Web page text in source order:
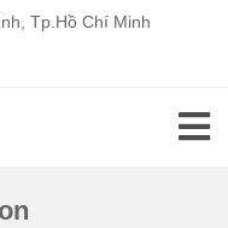
Tp.Hồ Chí Minh